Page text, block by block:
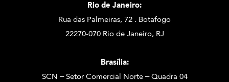
Rio de Janeiro:
Rua das Palmeiras, 72 . Botafogo
22270-070 Rio de Janeiro, RJ
Brasília:
SCN – Setor Comercial Norte – Quadra 04